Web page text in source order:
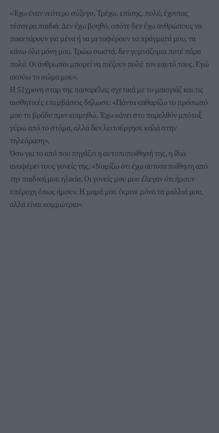
«Έχω έναν νεότερο σύζυγο. Τρέχω, επίσης, πολύ, έχοντας
τέσσερα παιδιά. Δεν έχω βοηθό, οπότε δεν έχω ανθρώπους να
πακετάρουν για μένα ή να μεταφέρουν τα πράγματά μου, τα
κάνω όλα μόνη μου. Τρώω σωστά, δεν γυμνάζομαι ποτέ πάρα
πολύ. Οι άνθρωποι μπορεί να πιέζουν πολύ τον εαυτό τους. Εγώ
ακούω το σώμα μου».
Η 51χρονη σταρ της πασαρέλας σχετικά με τo μακιγιάζ και τις
αισθητικές επεμβάσεις δήλωσε: «Πάντα καθαρίζω το πρόσωπό
μου το βράδυ πριν κοιμηθώ. Έχω κάνει στο παρελθόν μπότοξ
γύρω από το στόμα, αλλά δεν λειτούργησε καλά στην
τηλεόραση».
Όσο για το από που πηγάζει η αυτοποποίθησή της, η ίδια
αναφέρει τους γονείς της. «Νομίζω ότι έχω αυτοπεποίθηση από
την παιδική μου ηλικία. Οι γονείς μου μου έλεγαν ότι ήμουν
υπέροχη όπως ήμουν. Η μαμά μου έκρινε μόνο τα μαλλιά μου,
αλλά είναι κομμώτρια».